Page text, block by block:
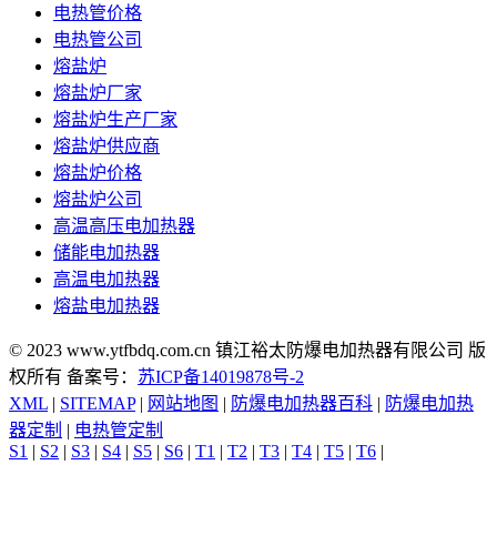
电热管价格
电热管公司
熔盐炉
熔盐炉厂家
熔盐炉生产厂家
熔盐炉供应商
熔盐炉价格
熔盐炉公司
高温高压电加热器
储能电加热器
高温电加热器
熔盐电加热器
© 2023 www.ytfbdq.com.cn 镇江裕太防爆电加热器有限公司 版
权所有 备案号： 苏ICP备14019878号-2
XML | SITEMAP| 网站地图 | 防爆电加热器百科 | 防爆电加热
器定制 | 电热管定制
S1 | S2 | S3 | S4 | S5 | S6 | T1 | T2 | T3 | T4 | T5 | T6 |